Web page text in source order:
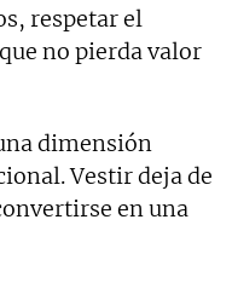
respetar el
no pierda valor
dimensión
Vestir deja de
en una